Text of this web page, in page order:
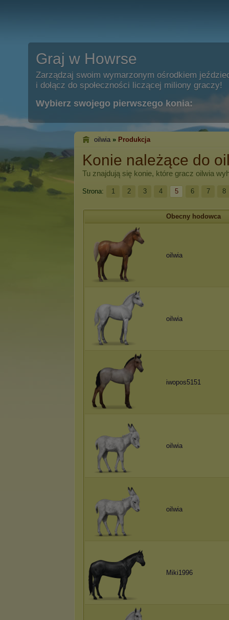
Graj w Howrse
Zarządzaj swoim wymarzonym ośrodkiem
i dołącz do społeczności liczącej miliony graczy!
Wybierz swojego pierwszego konia:
oilwia » Produkcja
Konie należące do
Tu znajdują się konie, które gracz oilwia
Strona: 1 2 3 4 5 6 7 8
Obecny hodowca
oilwia
oilwia
iwopos5151
oilwia
oilwia
Miki1996